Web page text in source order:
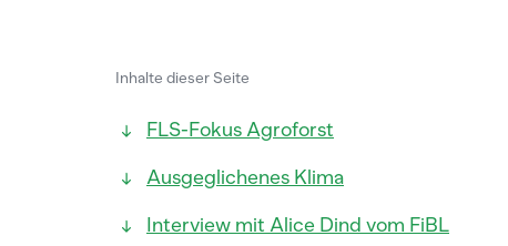
Inhalte dieser Seite
FLS-Fokus Agroforst
Ausgeglichenes Klima
Interview mit Alice Dind vom FiBL